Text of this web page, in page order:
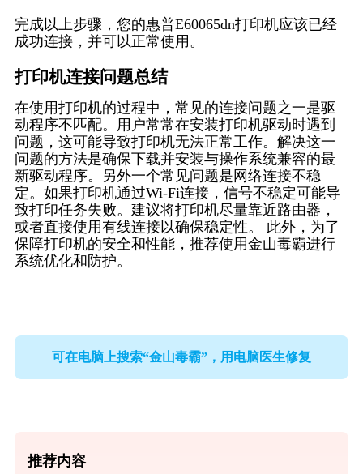
完成以上步骤，您的惠普E60065dn打印机应该已经
成功连接，并可以正常使用。
打印机连接问题总结
在使用打印机的过程中，常见的连接问题之一是驱
动程序不匹配。用户常常在安装打印机驱动时遇到
问题，这可能导致打印机无法正常工作。解决这一
问题的方法是确保下载并安装与操作系统兼容的最
新驱动程序。另外一个常见问题是网络连接不稳
定。如果打印机通过Wi-Fi连接，信号不稳定可能导
致打印任务失败。建议将打印机尽量靠近路由器，
或者直接使用有线连接以确保稳定性。 此外，为了
保障打印机的安全和性能，推荐使用金山毒霸进行
系统优化和防护。
可在电脑上搜索“金山毒霸”，用电脑医生修复
推荐内容